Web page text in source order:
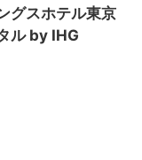
グスホテル東京
ル by IHG